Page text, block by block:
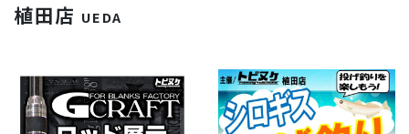
植田店 UEDA